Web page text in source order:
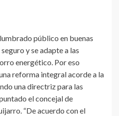
público en buenas
y se adapte a las
energético. Por eso
reforma integral acorde a la
una directriz para las
el concejal de
“De acuerdo con el